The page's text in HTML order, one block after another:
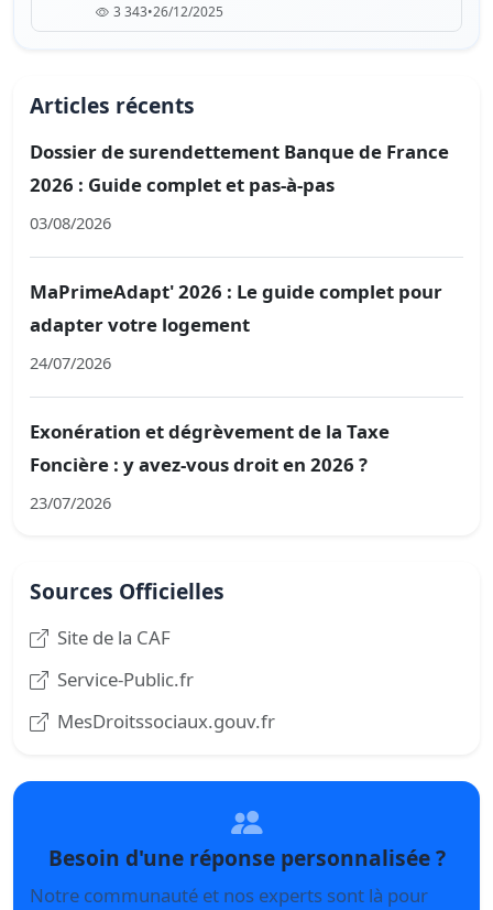
3 343•26/12/2025
Articles récents
Dossier de surendettement Banque de France
2026 : Guide complet et pas-à-pas
03/08/2026
MaPrimeAdapt' 2026 : Le guide complet pour
adapter votre logement
24/07/2026
Exonération et dégrèvement de la Taxe
Foncière : y avez-vous droit en 2026 ?
23/07/2026
Sources Officielles
Site de la CAF
Service-Public.fr
MesDroitssociaux.gouv.fr
Besoin d'une réponse personnalisée ?
Notre communauté et nos experts sont là pour